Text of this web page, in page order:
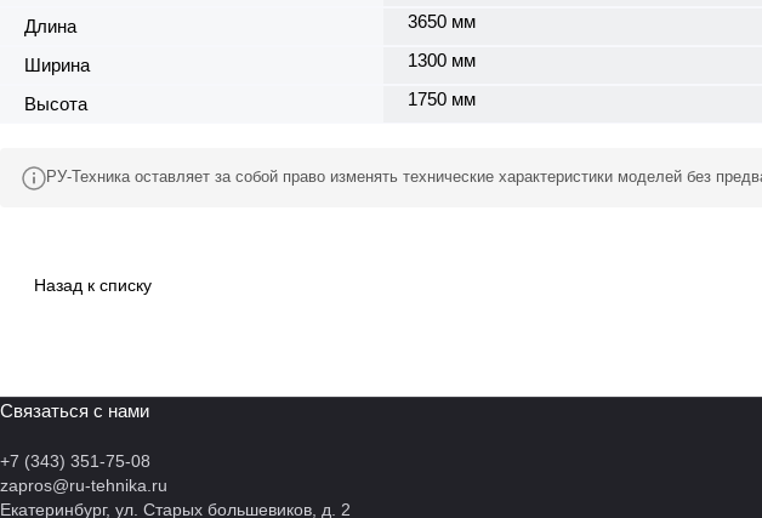
Длина 3650 мм
Ширина 1300 мм
Высота 1750 мм
РУ-Техника оставляет за собой право изменять технические характеристики моделей без
Назад к списку
Связаться с нами
+7 (343) 351-75-08
zapros@ru-tehnika.ru
Екатеринбург, ул. Старых большевиков, д. 2